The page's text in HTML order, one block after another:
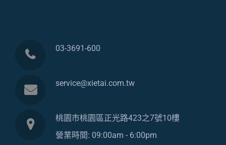
03-3691-600
service@xietai.com.tw
桃園市桃園區正光路423之7號10樓
營業時間: 09:00am - 6:00pm